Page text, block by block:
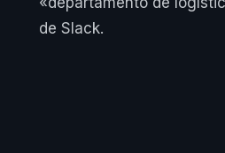
de Slack.